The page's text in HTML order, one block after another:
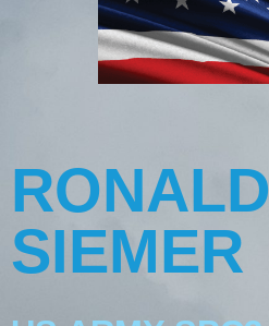
RONALD
SIEMER